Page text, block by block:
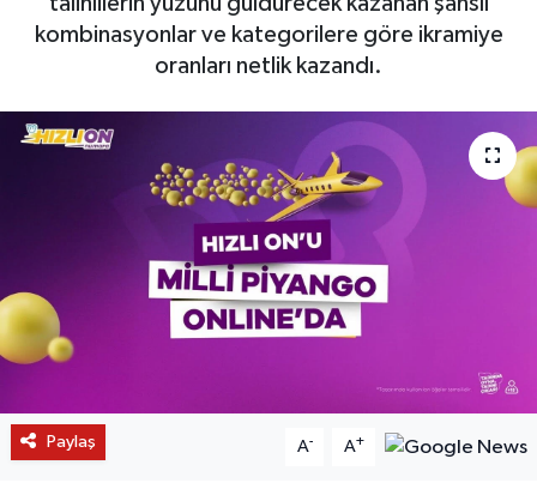
kombinasyonlar ve kategorilere göre ikramiye
oranları netlik kazandı.
Paylaş A- A+